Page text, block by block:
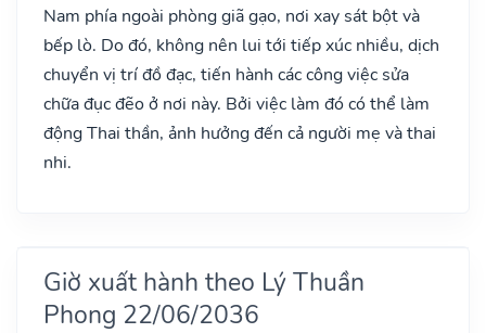
Nam phía ngoài phòng giã gạo, nơi xay sát bột và
bếp lò. Do đó, không nên lui tới tiếp xúc nhiều, dịch
chuyển vị trí đồ đạc, tiến hành các công việc sửa
chữa đục đẽo ở nơi này. Bởi việc làm đó có thể làm
động Thai thần, ảnh hưởng đến cả người mẹ và thai
nhi.
Giờ xuất hành theo Lý Thuần
Phong 22/06/2036